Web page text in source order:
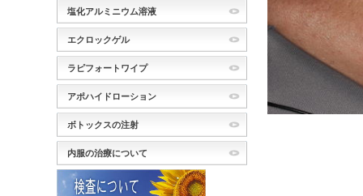
塩化アルミニウム溶液
エクロックゲル
ラピフォートワイプ
アポハイドローション
ボトックスの注射
内服の治療について